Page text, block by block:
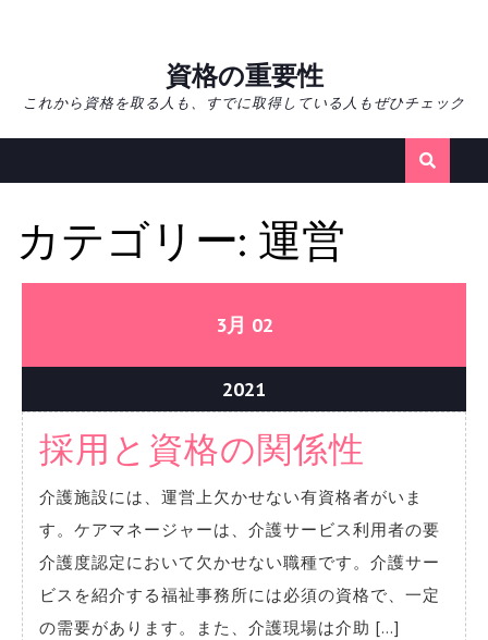
content
資格の重要性
これから資格を取る人も、すでに取得している人もぜひチェック
カテゴリー: 運営
3月 02/03/2021
0202/03/2021
2021
採用と資格の関係性
用
と
資
格
介護施設には、運営上欠かせない有資格者がいま
す。ケアマネージャーは、介護サービス利用者の要
介護度認定において欠かせない職種です。介護サー
ビスを紹介する福祉事務所には必須の資格で、一定
の需要があります。また、介護現場は介助 […]